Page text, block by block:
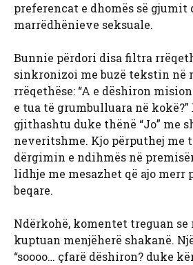
preferencat e dhomës së gjumit
marrëdhënieve seksuale.
Bunnie përdori disa filtra
sinkronizoi me buzë tekstin në
rrëqethëse: “A e dëshiron
e tua të grumbulluara në
gjithashtu duke thënë “Jo” me
neveritshme. Kjo përputhej me
dërgimin e ndihmës në
lidhje me mesazhet që ajo merr
beqare.
Ndërkohë, komentet treguan se
kuptuan menjëherë shakanë.
“soooo… çfarë dëshiron? duke